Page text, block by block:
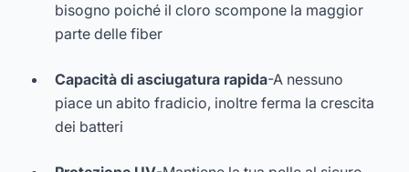
bisogno poiché il cloro scompone la maggior
parte delle fiber
Capacità di asciugatura rapida-A nessuno
piace un abito fradicio, inoltre ferma la crescita
dei batteri